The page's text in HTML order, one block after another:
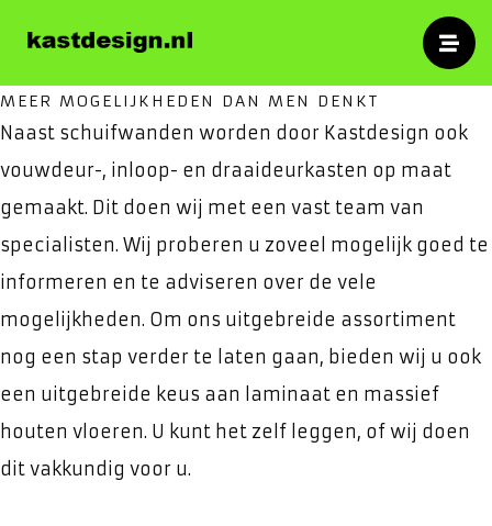
specialist
Voor op maat gemaakte schuifwandkasten,
inloopkasten en meubelen.
Kasten
MEER MOGELIJKHEDEN DAN MEN DENKT
Naast schuifwanden worden door Kastdesign ook
vouwdeur-, inloop- en draaideurkasten op maat
gemaakt. Dit doen wij met een vast team van
specialisten. Wij proberen u zoveel mogelijk goed te
informeren en te adviseren over de vele
mogelijkheden. Om ons uitgebreide assortiment
nog een stap verder te laten gaan, bieden wij u ook
een uitgebreide keus aan laminaat en massief
houten vloeren. U kunt het zelf leggen, of wij doen
dit vakkundig voor u.